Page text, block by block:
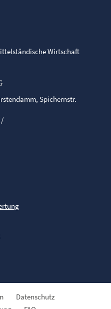
Spichernstr.
/
Datenschutz